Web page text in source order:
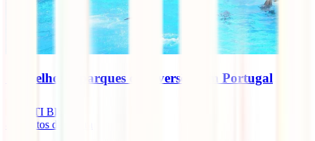
Os melhores parques de diversões em Portugal
IATI Blog
minutos de leitura